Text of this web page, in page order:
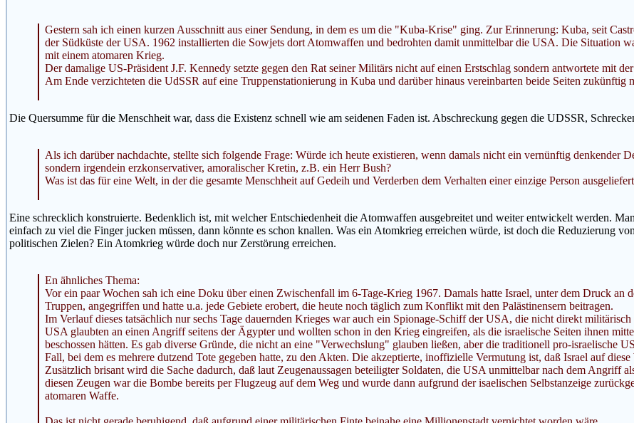
Gestern sah ich einen kurzen Ausschnitt aus einer Sendung, in dem es um die "Kuba-Krise" ging. Zur Erinnerung: Kuba, seit
der Südküste der USA. 1962 installierten die Sowjets dort Atomwaffen und bedrohten damit unmittelbar die USA. Die Situation
mit einem atomaren Krieg.
Der damalige US-Präsident J.F. Kennedy setzte gegen den Rat seiner Militärs nicht auf einen Erstschlag sondern antwortete mit
Am Ende verzichteten die UdSSR auf eine Truppenstationierung in Kuba und darüber hinaus vereinbarten beide Seiten zukünftig
Die Quersumme für die Menschheit war, dass die Existenz schnell wie am seidenen Faden ist. Abschreckung gegen die UDSSR,
Als ich darüber nachdachte, stellte sich folgende Frage: Würde ich heute existieren, wenn damals nicht ein vernünftig denkender
sondern irgendein erzkonservativer, amoralischer Kretin, z.B. ein Herr Bush?
Was ist das für eine Welt, in der die gesamte Menschheit auf Gedeih und Verderben dem Verhalten einer einzige Person
Eine schrecklich konstruierte. Bedenklich ist, mit welcher Entschiedenheit die Atomwaffen ausgebreitet und weiter entwickelt werden.
einfach zu viel die Finger jucken müssen, dann könnte es schon knallen. Was ein Atomkrieg erreichen würde, ist doch die Reduzierung
politischen Zielen? Ein Atomkrieg würde doch nur Zerstörung erreichen.
En ähnliches Thema:
Vor ein paar Wochen sah ich eine Doku über einen Zwischenfall im 6-Tage-Krieg 1967. Damals hatte Israel, unter dem Druck an
Truppen, angegriffen und hatte u.a. jede Gebiete erobert, die heute noch täglich zum Konflikt mit den Palästinensern beitragen.
Im Verlauf dieses tatsächlich nur sechs Tage dauernden Krieges war auch ein Spionage-Schiff der USA, die nicht direkt
USA glaubten an einen Angriff seitens der Ägypter und wollten schon in den Krieg eingreifen, als die israelische Seiten ihnen
beschossen hätten. Es gab diverse Gründe, die nicht an eine "Verwechslung" glauben ließen, aber die traditionell pro-israelische
Fall, bei dem es mehrere dutzend Tote gegeben hatte, zu den Akten. Die akzeptierte, inoffizielle Vermutung ist, daß Israel auf
Zusätzlich brisant wird die Sache dadurch, daß laut Zeugenaussagen beteiligter Soldaten, die USA unmittelbar nach dem Angriff
diesen Zeugen war die Bombe bereits per Flugzeug auf dem Weg und wurde dann aufgrund der isaelischen Selbstanzeige
atomaren Waffe.